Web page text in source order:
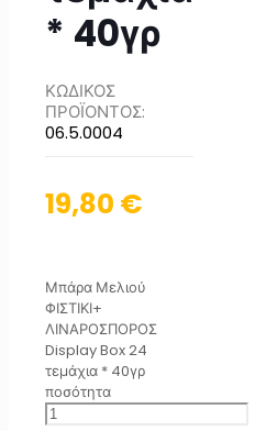
* 40γρ
ΚΩΔΙΚΟΣ
ΠΡΟΪΟΝΤΟΣ:
06.5.0004
19,80 €
Μπάρα Μελιού
ΦΙΣΤΙΚΙ+
ΛΙΝΑΡΟΣΠΟΡΟΣ
Display Box 24
τεμάχια * 40γρ
ποσότητα